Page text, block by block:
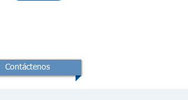
Contáctenos